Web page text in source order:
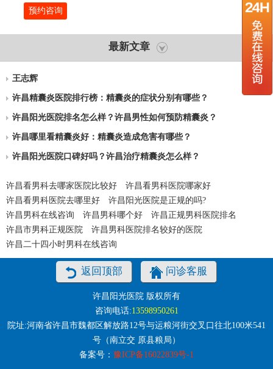
预约咨询
最新文章
王志辉
许昌精囊炎医院排行榜：精囊炎的症状分别有哪些？
许昌阳光医院排名怎么样？许昌男性如何预防精囊炎？
许昌哪里看精囊炎好：精囊炎造成危害有哪些？
许昌阳光医院口碑好吗？许昌治疗精囊炎怎么样？
许昌看男科去哪家医院比较好
许昌看男科医院哪家好
许昌看男科医院去哪里好
许昌阳光医院是正规的吗?
许昌男科在线咨询
许昌男科哪个好
许昌正规男科医院排名
许昌市男科正规医院
许昌男科医院排名较好的医院
许昌二十四小时男科在线咨询
返回顶部 问诊客服
许昌阳光医院 版权所有
咨询电话:13598950261
院址:河南省许昌市魏都区解放路12号与运粮河街交叉口往北100米541
号（南立交 原县粮局）
备案号： 豫ICP备16022839号-1